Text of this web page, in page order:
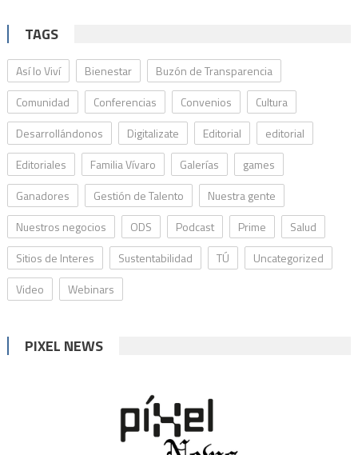
TAGS
Así lo Viví Bienestar
Buzón de Transparencia
Comunidad
Conferencias Convenios
Cultura
Desarrollándonos
Digitalizate Editorial
editorial
Editoriales
Familia Vívaro Galerías
games
Ganadores
Gestión de Talento
Nuestra gente
Nuestros negocios
ODS Podcast Prime
Salud
Sitios de Interes
Sustentabilidad TÚ
Uncategorized
Video
Webinars
PIXEL NEWS